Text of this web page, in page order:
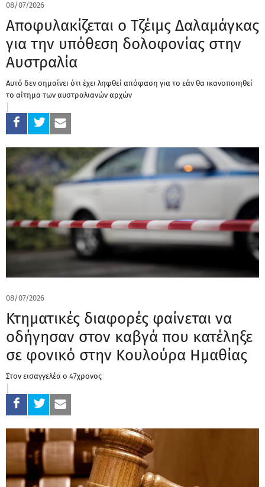
08/07/2026
Αποφυλακίζεται ο Τζέιμς Δαλαμάγκας
για την υπόθεση δολοφονίας στην
Αυστραλία
Αυτό δεν σημαίνει ότι έχει ληφθεί απόφαση για το εάν θα ικανοποιηθεί
το αίτημα των αυστραλιανών αρχών
08/07/2026
Κτηματικές διαφορές φαίνεται να
οδήγησαν στον καβγά που κατέληξε
σε φονικό στην Κουλούρα Ημαθίας
Στον εισαγγελέα ο 47χρονος